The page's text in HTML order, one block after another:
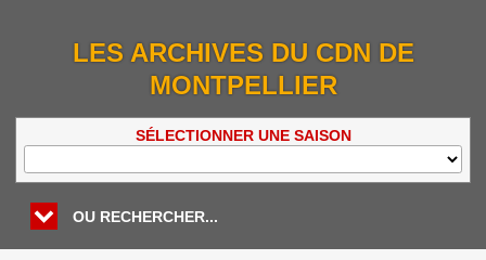
LES ARCHIVES DU CDN DE
MONTPELLIER
SÉLECTIONNER UNE SAISON
OU RECHERCHER...